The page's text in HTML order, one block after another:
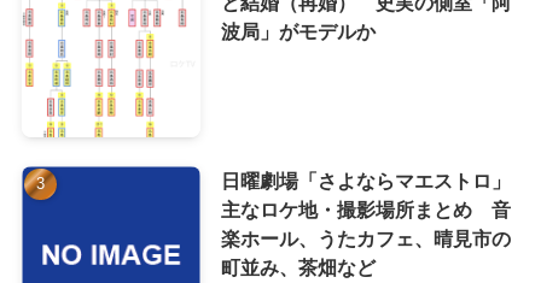
波局」がモデルか
日曜劇場「さよならマエストロ」
主なロケ地・撮影場所まとめ 音
楽ホール、うたカフェ、晴見市の
町並み、茶畑など